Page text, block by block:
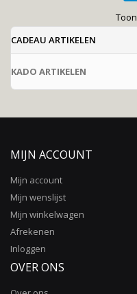
Toon
CADEAU ARTIKELEN
KADO ARTIKELEN
MIJN ACCOUNT
Mijn account
Mijn wenslijst
Mijn winkelwagen
Afrekenen
Inloggen
OVER ONS